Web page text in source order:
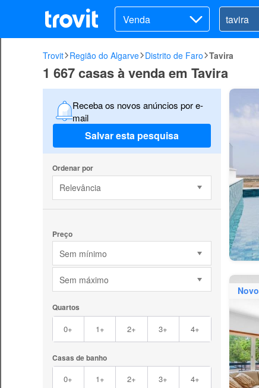
Venda
Trovit Região do Algarve Distrito de Faro Tavira
1 667 casas à venda em Tavira
Receba os novos anúncios por e-
mail
Salvar esta pesquisa
Ordenar por
Relevância
Preço
Sem mínimo
Sem máximo
Quartos
0+ 1+ 2+ 3+ 4+
Casas de banho
0+ 1+ 2+ 3+ 4+
Novo